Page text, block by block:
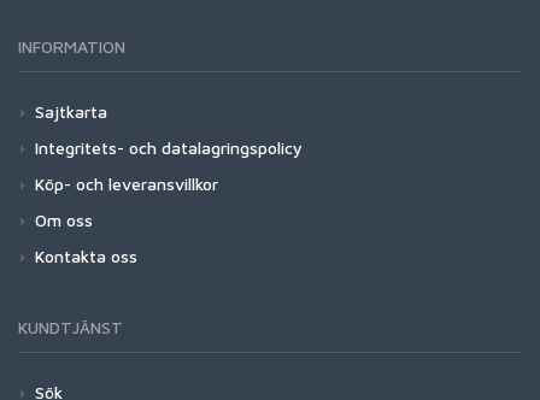
INFORMATION
Sajtkarta
Integritets- och datalagringspolicy
Köp- och leveransvillkor
Om oss
Kontakta oss
KUNDTJÄNST
Sök